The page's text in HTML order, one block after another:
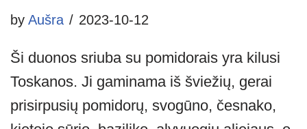
by Aušra 2023-10-12
Ši duonos sriuba su pomidorais yra kilusi
Toskanos. Ji gaminama iš šviežių, gerai
prisirpusių pomidorų, svogūno, česnako,